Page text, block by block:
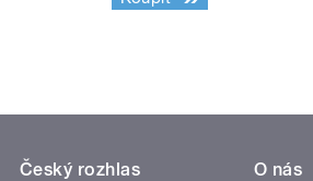
Český rozhlas
O nás